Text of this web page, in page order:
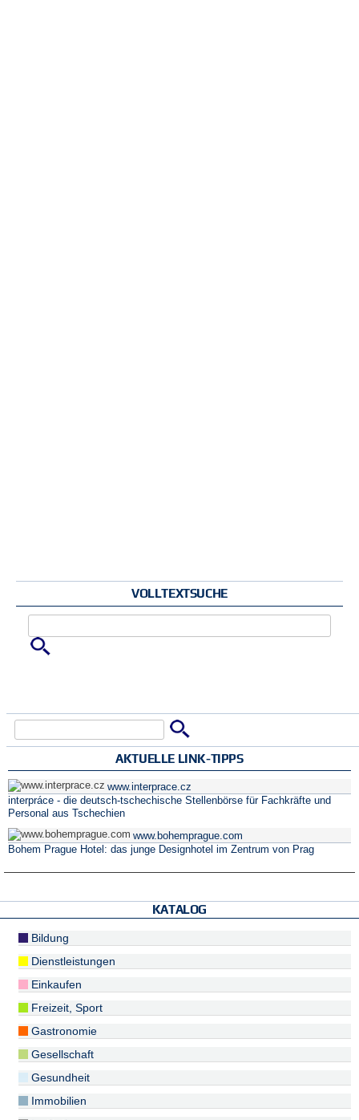
VOLLTEXTSUCHE
Suchformular
AKTUELLE LINK-TIPPS
www.interprace.cz
interpráce - die deutsch-tschechische Stellenbörse für Fachkräfte und
Personal aus Tschechien
www.bohemprague.com
Bohem Prague Hotel: das junge Designhotel im Zentrum von Prag
KATALOG
Bildung
Dienstleistungen
Einkaufen
Freizeit, Sport
Gastronomie
Gesellschaft
Gesundheit
Immobilien